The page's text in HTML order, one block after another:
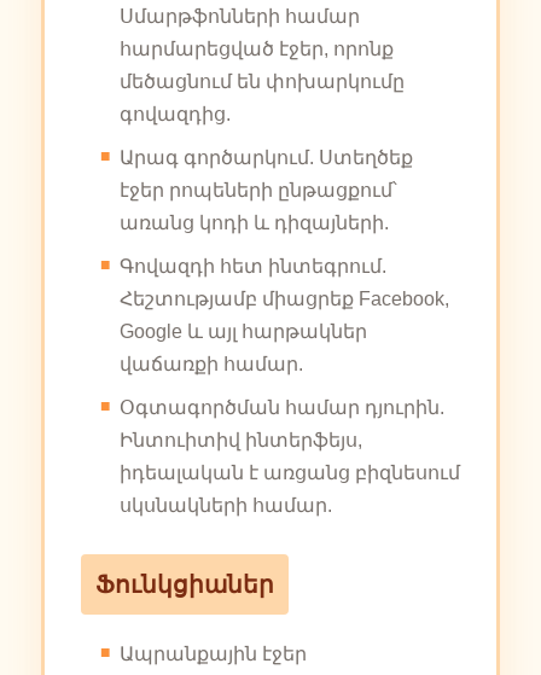
Սմարթֆոնների համար
հարմարեցված էջեր, որոնք
մեծացնում են փոխարկումը
գովազդից.
Արագ գործարկում. Ստեղծեք
էջեր րոպեների ընթացքում՝
առանց կոդի և դիզայների.
Գովազդի հետ ինտեգրում.
Հեշտությամբ միացրեք Facebook,
Google և այլ հարթակներ
վաճառքի համար.
Օգտագործման համար դյուրին.
Ինտուիտիվ ինտերֆեյս,
իդեալական է առցանց բիզնեսում
սկսնակների համար.
Ֆունկցիաներ
Ապրանքային էջեր